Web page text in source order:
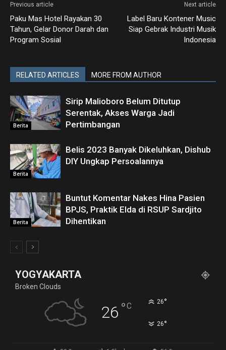
Previous article
Paku Mas Hotel Rayakan 30
Tahun, Gelar Donor Darah dan
Program Sosial
Next article
Label Baru Kontener Music
Siap Gebrak Industri Musik
Indonesia
RELATED ARTICLES MORE FROM AUTHOR
Berita
Sirip Malioboro Belum Ditutup
Serentak, Akses Warga Jadi
Pertimbangan
Berita
Belis 2023 Banyak Dikeluhkan, Dishub
DIY Ungkap Persoalannya
Berita
Buntut Komentar Nakes Hina Pasien
BPJS, Praktik Elda di RSUP Sardjito
Dihentikan
YOGYAKARTA
Broken Clouds
26 °C 26°
26°